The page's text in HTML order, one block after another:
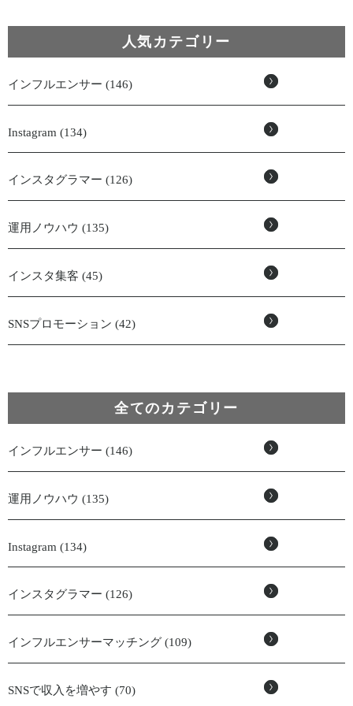
人気カテゴリー
インフルエンサー (146)
Instagram (134)
インスタグラマー (126)
運用ノウハウ (135)
インスタ集客 (45)
SNSプロモーション (42)
全てのカテゴリー
インフルエンサー (146)
運用ノウハウ (135)
Instagram (134)
インスタグラマー (126)
インフルエンサーマッチング (109)
SNSで収入を増やす (70)